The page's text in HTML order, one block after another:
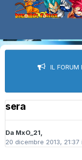
IL FORUM
sera
Da MxO_21,
20 dicembre 2013, 21:37